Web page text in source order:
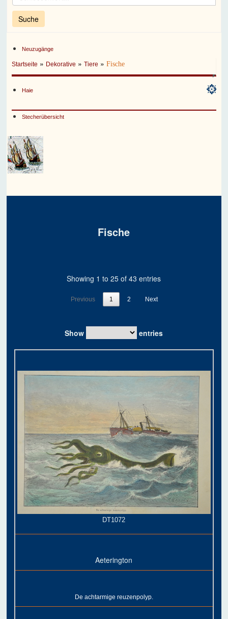
Neuzugänge
Startseite » Dekorative »Tiere »Fische
Haie
Stecherübersicht
Fische
Show entries
Showing 1 to 25 of 43 entries
Previous 1 2 Next
DT1072
Aeterington
De achtarmige reuzenpolyp.